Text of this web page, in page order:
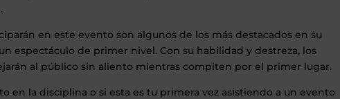
.
en este evento son algunos de los más destacados en su
espectáculo de primer nivel. Con su habilidad y destreza, los
al público sin aliento mientras compiten por el primer lugar.
en la disciplina o si esta es tu primera vez asistiendo a un evento